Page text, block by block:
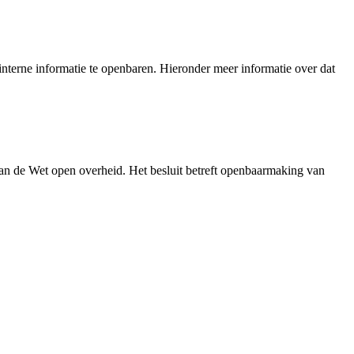
informatie te openbaren. Hieronder meer informatie over dat
de Wet open overheid. Het besluit betreft openbaarmaking van